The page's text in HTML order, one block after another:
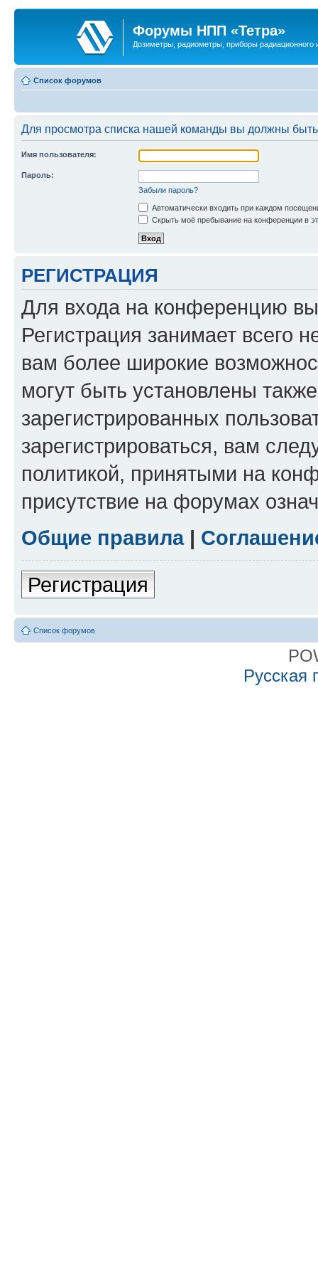
Форумы НПП «Тетра»
Дозиметры, радиометры, приборы радиационного
Список форумов
Для просмотра списка нашей команды вы должны
Имя пользователя:
Пароль:
Забыли пароль?
Автоматически входить при каждом
Скрыть моё пребывание на конференции в
РЕГИСТРАЦИЯ
Для входа на конференцию
Регистрация занимает всего
вам более широкие
могут быть установлены
зарегистрированных
зарегистрироваться, вам
политикой, принятыми на
присутствие на форумах
Общие правила|
Регистрация
Список форумов
Русская